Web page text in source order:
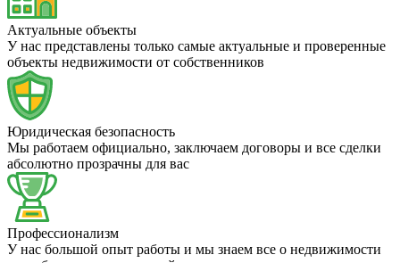
Актуальные объекты
У нас представлены только самые актуальные и проверенные
объекты недвижимости от собственников
Юридическая безопасность
Мы работаем официально, заключаем договоры и все сделки
абсолютно прозрачны для вас
Профессионализм
У нас большой опыт работы и мы знаем все о недвижимости